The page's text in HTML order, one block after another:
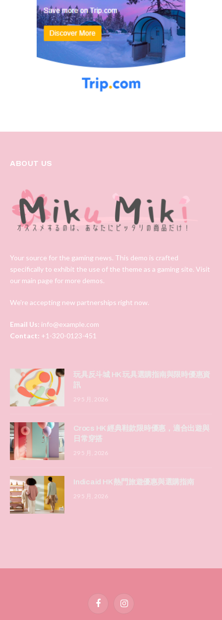
ABOUT US
Your source for the gaming news. This demo is crafted
specifically to exhibit the use of the theme as a gaming site. Visit
our main page for more demos.
We're accepting new partnerships right now.
Email Us: info@example.com
Contact: +1-320-0123-451
玩具反斗城 HK 玩具選購指南與限時優惠資
訊
29 5 月, 2026
Crocs HK 經典鞋款限時優惠，適合出遊與
日常穿搭
29 5 月, 2026
Indicaid HK 熱門旅遊優惠與選購指南
29 5 月, 2026
FacebookInstagram